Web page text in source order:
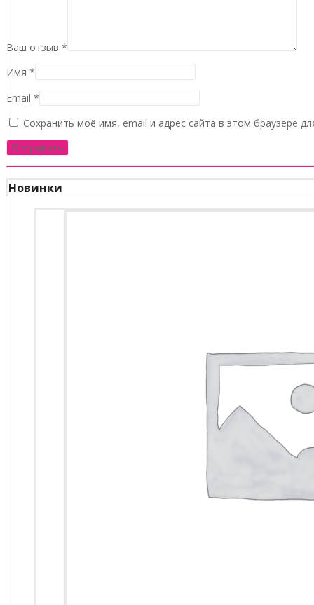
Ваш отзыв *
Имя *
Email *
Сохранить моё имя, email и адрес сайта в этом браузере
Новинки